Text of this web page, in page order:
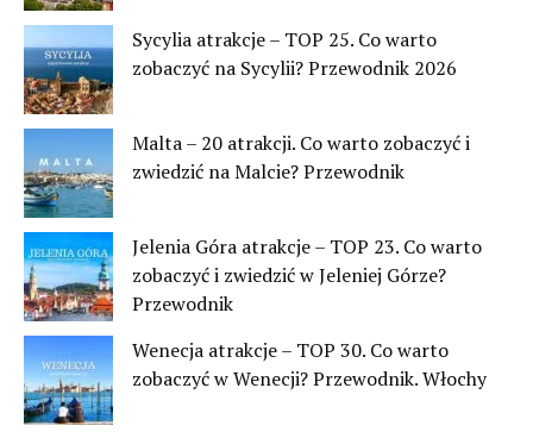
Sycylia atrakcje – TOP 25. Co warto
zobaczyć na Sycylii? Przewodnik 2026
Malta – 20 atrakcji. Co warto zobaczyć i
zwiedzić na Malcie? Przewodnik
Jelenia Góra atrakcje – TOP 23. Co warto
zobaczyć i zwiedzić w Jeleniej Górze?
Przewodnik
Wenecja atrakcje – TOP 30. Co warto
zobaczyć w Wenecji? Przewodnik. Włochy